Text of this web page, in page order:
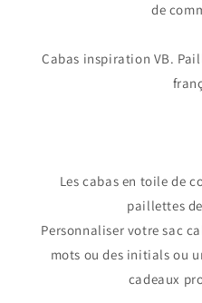
de
Cabas inspiration VB.
Les cabas en toile de
paillettes
Personnaliser votre sac
mots ou des initials ou
cadeaux